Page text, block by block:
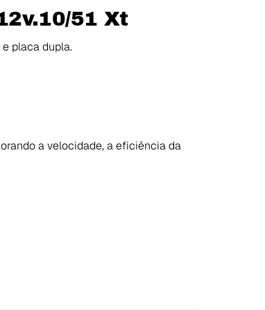
51 Xt
placa dupla.
a velocidade, a eficiência da